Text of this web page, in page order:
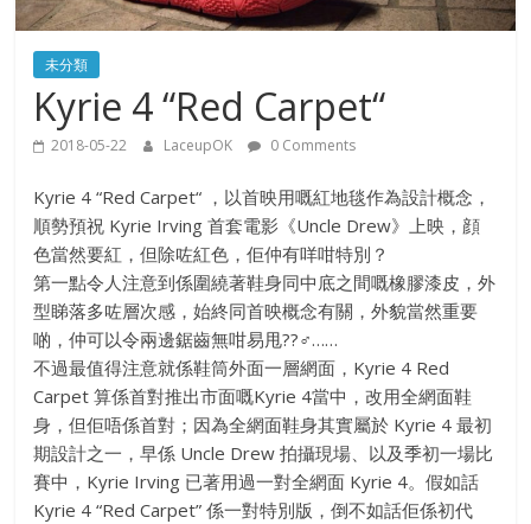
未分類
Kyrie 4 “Red Carpet“
2018-05-22 LaceupOK 0 Comments
Kyrie 4 “Red Carpet“ ，以首映用嘅紅地毯作為設計概念，
順勢預祝 Kyrie Irving 首套電影《Uncle Drew》上映，顔
色當然要紅，但除咗紅色，佢仲有咩咁特別？
第一點令人注意到係圍繞著鞋身同中底之間嘅橡膠漆皮，外
型睇落多咗層次感，始終同首映概念有關，外貌當然重要
啲，仲可以令兩邊鋸齒無咁易甩??‍♂️……
不過最值得注意就係鞋筒外面一層網面，Kyrie 4 Red
Carpet 算係首對推出市面嘅Kyrie 4當中，改用全網面鞋
身，但佢唔係首對；因為全網面鞋身其實屬於 Kyrie 4 最初
期設計之一，早係 Uncle Drew 拍攝現場、以及季初一場比
賽中，Kyrie Irving 已著用過一對全網面 Kyrie 4。假如話
Kyrie 4 “Red Carpet” 係一對特別版，倒不如話佢係初代